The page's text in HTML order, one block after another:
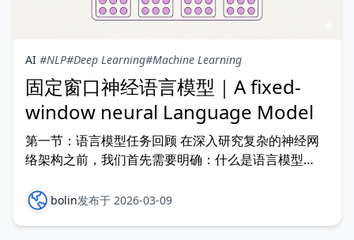
AI #NLP#Deep Learning#Machine Learning
固定窗口神经语言模型｜A fixed-
window neural Language Model
第一节：语言模型任务回顾 在深入研究复杂的神经网
络架构之前，我们首先需要明确：什么是语言模型
标是预测序列中下一个出现的词。假设我们已经有了一
个单词序列 x(1), x(2), ... , x(t)，模型的核心任务就是计
bolin发布于 2026-03-09